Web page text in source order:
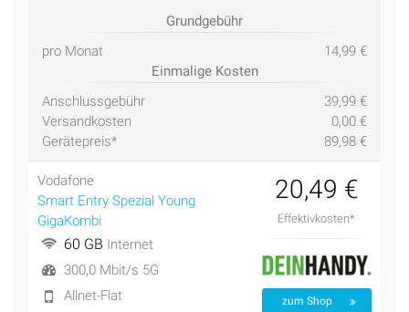
Grundgebühr
pro Monat
14,99 €
Einmalige Kosten
Anschlussgebühr
39,99 €
Versandkosten
0,00 €
Gerätepreis*
89,98 €
Vodafone
Smart Entry Spezial Young
GigaKombi
60 GB Internet
300,0 Mbit/s 5G
Allnet-Flat
20,49 €
Effektivkosten*
zum Shop